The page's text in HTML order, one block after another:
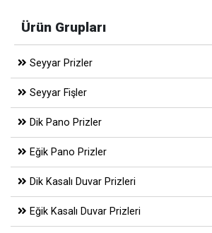
Ürün Grupları
Seyyar Prizler
Seyyar Fişler
Dik Pano Prizler
Eğik Pano Prizler
Dik Kasalı Duvar Prizleri
Eğik Kasalı Duvar Prizleri